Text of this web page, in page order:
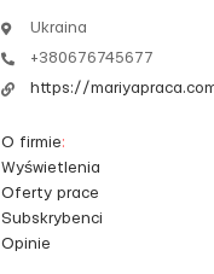
Ukraina
+380676745677
https://
O firmie:
Wyświetlenia
Oferty prace
Subskrybenci
Opinie